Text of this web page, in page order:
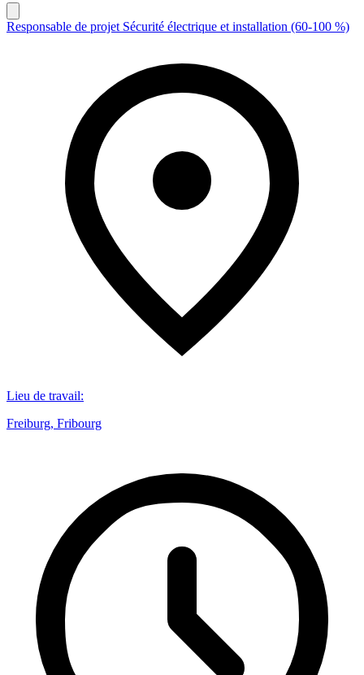
Responsable de projet Sécurité électrique et installation (60-100 %)
Lieu de travail:
Freiburg, Fribourg